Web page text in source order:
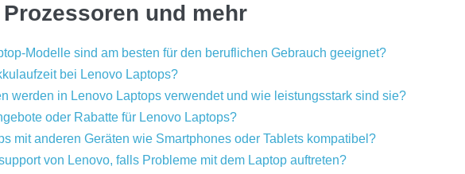
und mehr
Modelle sind am besten für den beruflichen Gebrauch geeignet?
bei Lenovo Laptops?
werden in Lenovo Laptops verwendet und wie leistungsstark sind sie?
oder Rabatte für Lenovo Laptops?
mit anderen Geräten wie Smartphones oder Tablets kompatibel?
von Lenovo, falls Probleme mit dem Laptop auftreten?